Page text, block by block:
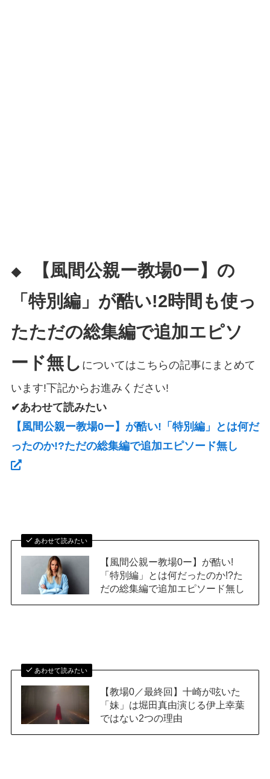
◆
【風間公親ー教場0ー】の
「特別編」 が酷い!2時間も使っ
たただの総集編で追加エピソ
ード無し についてはこちらの記事にまとめて
います!下記からお進みください!
✔あわせて読みたい
【風間公親ー教場0ー】が酷い!「特別編」とは何だ
ったのか!?ただの総集編で追加エピソード無し
あわせて読みたい
【風間公親ー教場0ー】が酷い!
「特別編」とは何だったのか!?た
だの総集編で追加エピソード無し
あわせて読みたい
【教場0／最終回】十崎が呟いた
「妹」は堀田真由演じる伊上幸葉
ではない2つの理由